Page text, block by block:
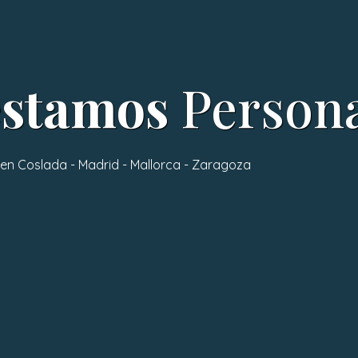
en Coslada - Madrid - Mallorca - Zaragoza